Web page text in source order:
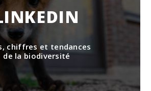
chiffres et tendances
de la biodiversité